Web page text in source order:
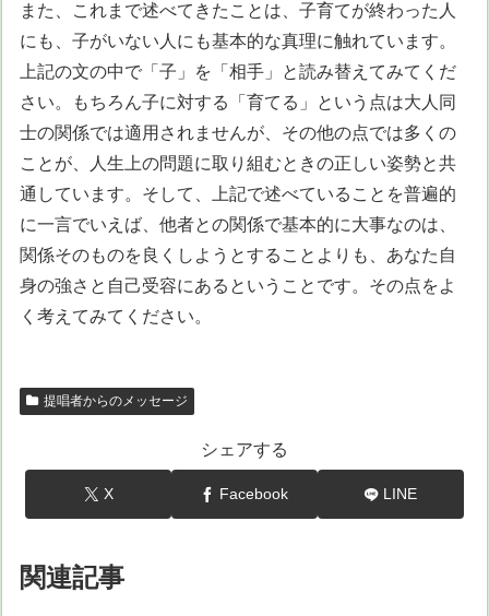
また、これまで述べてきたことは、子育てが終わった人
にも、子がいない人にも基本的な真理に触れています。
上記の文の中で「子」を「相手」と読み替えてみてくだ
さい。もちろん子に対する「育てる」という点は大人同
士の関係では適用されませんが、その他の点では多くの
ことが、人生上の問題に取り組むときの正しい姿勢と共
通しています。そして、上記で述べていることを普遍的
に一言でいえば、他者との関係で基本的に大事なのは、
関係そのものを良くしようとすることよりも、あなた自
身の強さと自己受容にあるということです。その点をよ
く考えてみてください。
提唱者からのメッセージ
シェアする
X Facebook LINE
関連記事